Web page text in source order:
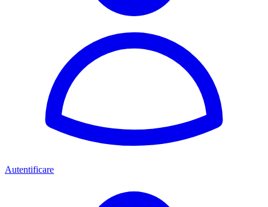
Autentificare